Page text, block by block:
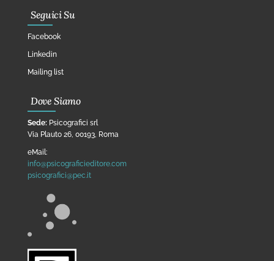
Seguici Su
Facebook
Linkedin
Mailing list
Dove Siamo
Sede: Psicografici srl
Via Plauto 26, 00193, Roma
eMail:
info@psicograficieditore.com
psicografici@pec.it